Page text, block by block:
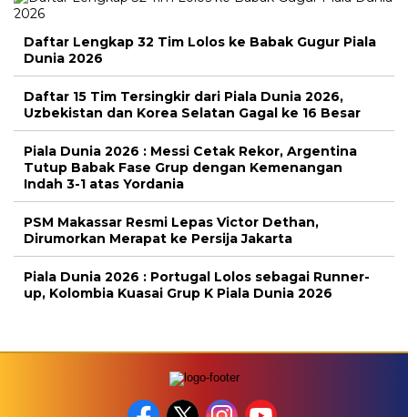
Daftar Lengkap 32 Tim Lolos ke Babak Gugur Piala
Dunia 2026
Daftar 15 Tim Tersingkir dari Piala Dunia 2026,
Uzbekistan dan Korea Selatan Gagal ke 16 Besar
Piala Dunia 2026 : Messi Cetak Rekor, Argentina
Tutup Babak Fase Grup dengan Kemenangan
Indah 3-1 atas Yordania
PSM Makassar Resmi Lepas Victor Dethan,
Dirumorkan Merapat ke Persija Jakarta
Piala Dunia 2026 : Portugal Lolos sebagai Runner-
up, Kolombia Kuasai Grup K Piala Dunia 2026